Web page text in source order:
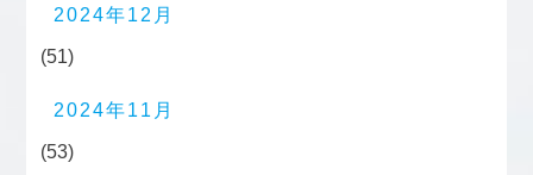
2024年12月
(51)
2024年11月
(53)